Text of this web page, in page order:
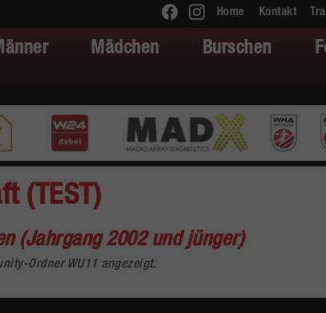
Home Kontakt
Mädchen Burschen
(TEST)
(Jahrgang 2002 und jünger)
Ordner WU11 angezeigt.